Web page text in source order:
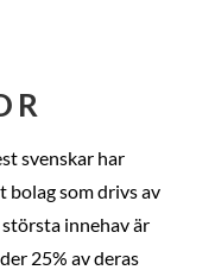
svenskar har
som drivs av
innehav är
25% av deras